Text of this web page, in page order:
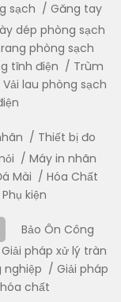
sạch
Găng tay
dép phòng sạch
phòng sạch
tĩnh điện
Trùm
Vải lau phòng sạch
Thiết bị đo
Máy in nhãn
Mài
Hóa Chất
Phụ kiện
Bảo Ôn Công
Giải pháp xử lý tràn
nghiệp
Giải pháp
chất